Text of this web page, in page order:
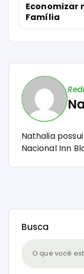
Economizar
Família
Nathalia possui
Nacional Inn
Busca